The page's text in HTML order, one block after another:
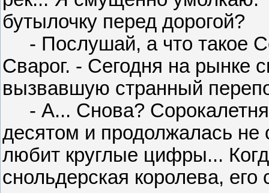
бутылочку перед дорогой?
- Послушай, а что такое
Сварог. - Сегодня на рынке
вызвавшую странный
- А... Снова?
десятом и продолжалась не
любит круглые цифры...
снольдерская королева,